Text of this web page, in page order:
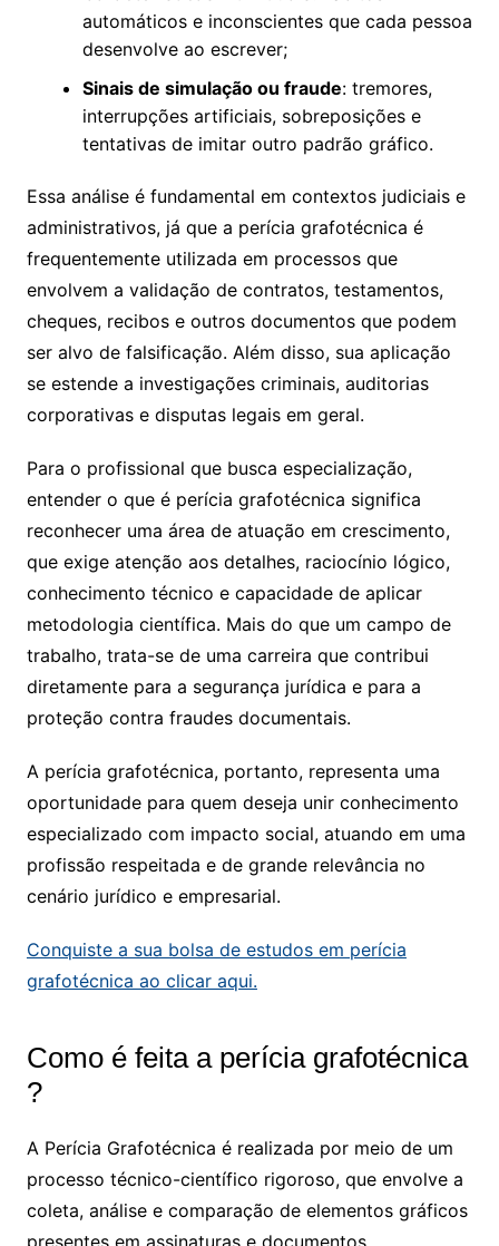
automáticos e inconscientes que cada pessoa
desenvolve ao escrever;
Sinais de simulação ou fraude: tremores,
interrupções artificiais, sobreposições e
tentativas de imitar outro padrão gráfico.
Essa análise é fundamental em contextos judiciais e
administrativos, já que a perícia grafotécnica é
frequentemente utilizada em processos que
envolvem a validação de contratos, testamentos,
cheques, recibos e outros documentos que podem
ser alvo de falsificação. Além disso, sua aplicação
se estende a investigações criminais, auditorias
corporativas e disputas legais em geral.
Para o profissional que busca especialização,
entender o que é perícia grafotécnica significa
reconhecer uma área de atuação em crescimento,
que exige atenção aos detalhes, raciocínio lógico,
conhecimento técnico e capacidade de aplicar
metodologia científica. Mais do que um campo de
trabalho, trata-se de uma carreira que contribui
diretamente para a segurança jurídica e para a
proteção contra fraudes documentais.
A perícia grafotécnica, portanto, representa uma
oportunidade para quem deseja unir conhecimento
especializado com impacto social, atuando em uma
profissão respeitada e de grande relevância no
cenário jurídico e empresarial.
Conquiste a sua bolsa de estudos em perícia
grafotécnica ao clicar aqui.
Como é feita a perícia grafotécnica​
?
A Perícia Grafotécnica é realizada por meio de um
processo técnico-científico rigoroso, que envolve a
coleta, análise e comparação de elementos gráficos